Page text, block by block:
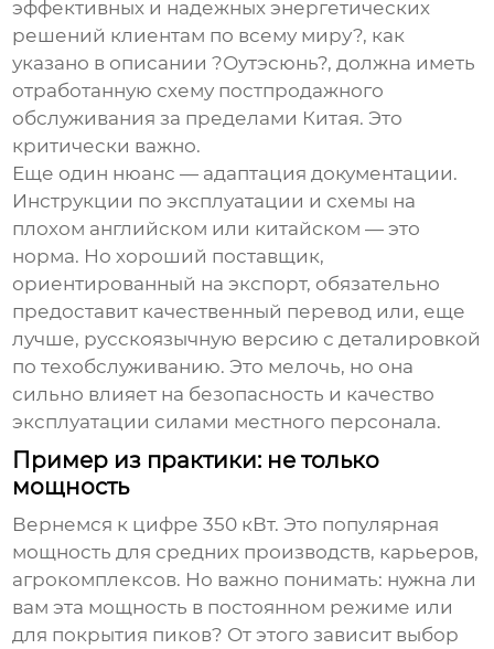
эффективных и надежных энергетических
решений клиентам по всему миру?, как
указано в описании ?Оутэсюнь?, должна иметь
отработанную схему постпродажного
обслуживания за пределами Китая. Это
критически важно.
Еще один нюанс — адаптация документации.
Инструкции по эксплуатации и схемы на
плохом английском или китайском — это
норма. Но хороший поставщик,
ориентированный на экспорт, обязательно
предоставит качественный перевод или, еще
лучше, русскоязычную версию с деталировкой
по техобслуживанию. Это мелочь, но она
сильно влияет на безопасность и качество
эксплуатации силами местного персонала.
Пример из практики: не только
мощность
Вернемся к цифре 350 кВт. Это популярная
мощность для средних производств, карьеров,
агрокомплексов. Но важно понимать: нужна ли
вам эта мощность в постоянном режиме или
для покрытия пиков? От этого зависит выбор